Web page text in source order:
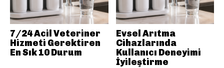
7/24 Acil Veteriner
Hizmeti Gerektiren
En Sık 10 Durum
Evsel Arıtma
Cihazlarında
Kullanıcı Deneyimi
İyileştirme